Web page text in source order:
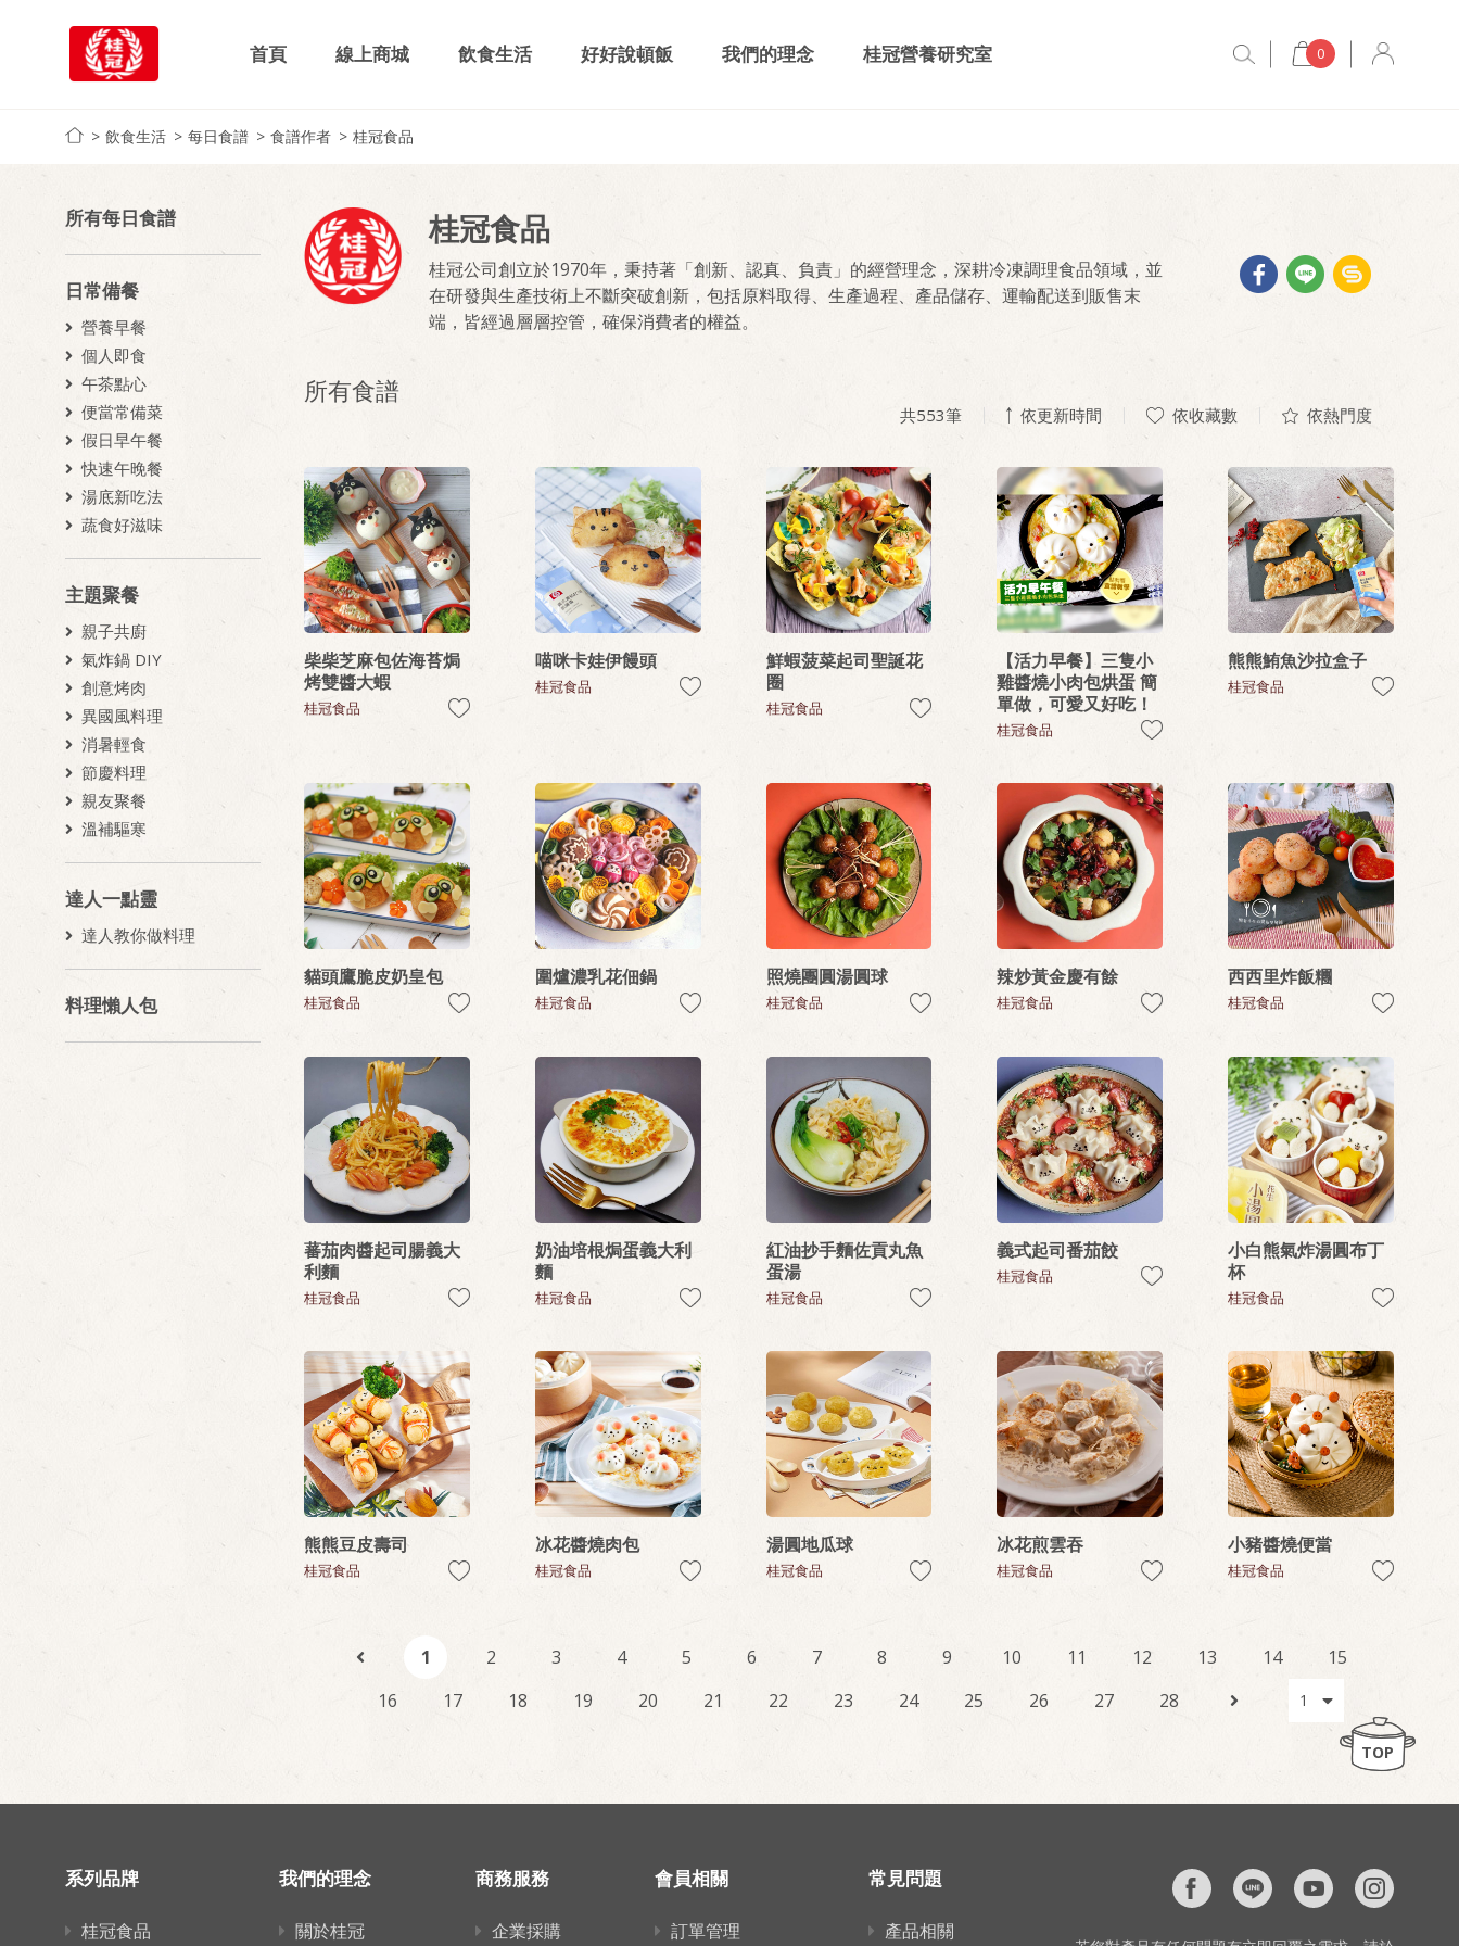
首頁 線上商城 飲食生活 好好說頓飯 我們的理念 桂冠營養研究室 0
飲食生活 每日食譜 食譜作者 桂冠食品
所有每日食譜
日常備餐
營養早餐
個人即食
午茶點心
便當常備菜
假日早午餐
快速午晚餐
湯底新吃法
蔬食好滋味
主題聚餐
親子共廚
氣炸鍋 DIY
創意烤肉
異國風料理
消暑輕食
節慶料理
親友聚餐
溫補驅寒
達人一點靈
達人教你做料理
料理懶人包
桂冠食品
桂冠公司創立於1970年，秉持著「創新、認真、負責」的經營理念，深耕冷凍調理食品領域，並
在研發與生產技術上不斷突破創新，包括原料取得、生產過程、產品儲存、運輸配送到販售末
端，皆經過層層控管，確保消費者的權益。
所有食譜
共553筆 依更新時間 依收藏數 依熱門度
柴柴芝麻包佐海苔焗
烤雙醬大蝦
桂冠食品
喵咪卡娃伊饅頭
桂冠食品
鮮蝦菠菜起司聖誕花
圈
桂冠食品
【活力早餐】三隻小
雞醬燒小肉包烘蛋 簡
單做，可愛又好吃！
桂冠食品
熊熊鮪魚沙拉盒子
桂冠食品
貓頭鷹脆皮奶皇包
桂冠食品
圍爐濃乳花佃鍋
桂冠食品
照燒團圓湯圓球
桂冠食品
辣炒黃金慶有餘
桂冠食品
西西里炸飯糰
桂冠食品
蕃茄肉醬起司腸義大
利麵
桂冠食品
奶油培根焗蛋義大利
麵
桂冠食品
紅油抄手麵佐貢丸魚
蛋湯
桂冠食品
義式起司番茄餃
桂冠食品
小白熊氣炸湯圓布丁
杯
桂冠食品
熊熊豆皮壽司
桂冠食品
冰花醬燒肉包
桂冠食品
湯圓地瓜球
桂冠食品
冰花煎雲吞
桂冠食品
小豬醬燒便當
桂冠食品
1 2 3 4 5 6 7 8 9 10 11 12 13 14
15
16
17 18 19 20 21 22 23 24 25 26 27 28
TOP
系列品牌
桂冠食品
我們的理念
關於桂冠
商務服務
企業採購
會員相關
訂單管理
常見問題
產品相關